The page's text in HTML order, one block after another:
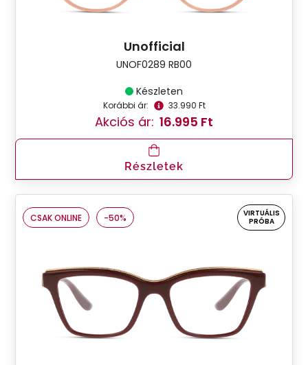
Unofficial
UNOF0289 RB00
Készleten
Korábbi ár: 33.990 Ft
Akciós ár: 16.995 Ft
Részletek
CSAK ONLINE -50%
VIRTUÁLIS
PRÓBA